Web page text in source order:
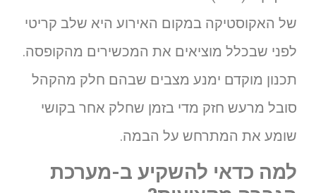
של האקוסטיקה במקום האירוע היא שלב קריטי
לפני שבכלל מוציאים את המכשירים מהקופסה.
תכנון מוקדם ימנע מצבים שבהם חלק מהקהל
סובל מרעש חזק מדי בזמן שחלק אחר בקושי
שומע את המתרחש על הבמה.
למה כדאי להשקיע ב-מערכת